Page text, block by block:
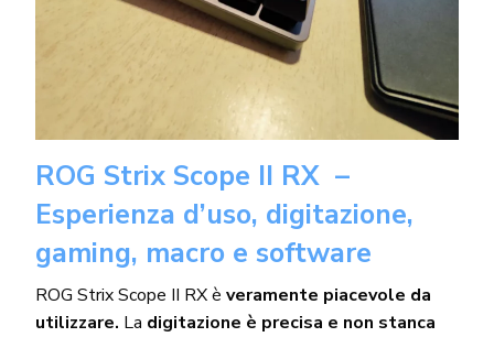
ROG Strix Scope II RX –
Esperienza d’uso, digitazione,
gaming, macro e software
ROG Strix Scope II RX èveramente piacevole da
utilizzare. La digitazione è precisa e non stanca